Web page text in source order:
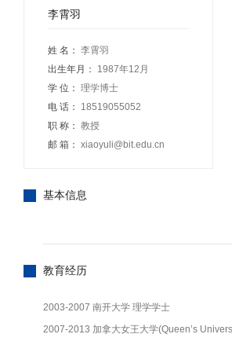
李霄羽
姓 名： 李霄羽
出生年月：
1987年12月
学 位： 理学博士
电 话：
18519055052
职 称： 教授
邮 箱： xiaoyuli@bit.edu.cn
基本信息
教育经历
2003-2007 南开大学 理学学士
2007-2013 加拿大女王大学(Queen’s